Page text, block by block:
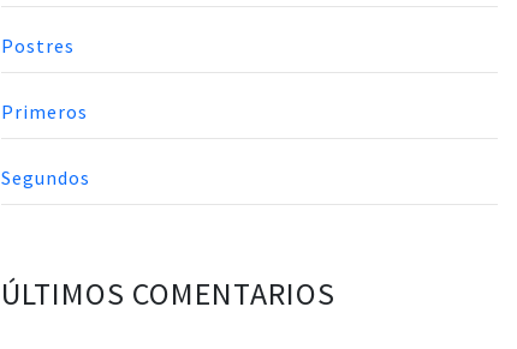
Postres
Primeros
Segundos
ÚLTIMOS COMENTARIOS